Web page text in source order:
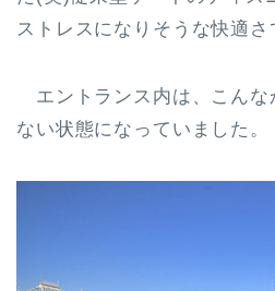
ストレスになりそうな快適
エントランス内は、こんな
ない状態になっていました。